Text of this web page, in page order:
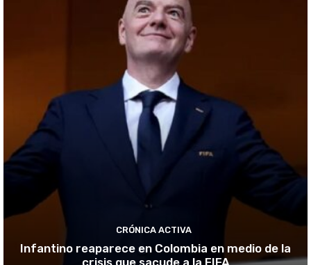
CRÓNICA ACTIVA
Infantino reaparece en Colombia en medio de la
crisis que sacude a la FIFA